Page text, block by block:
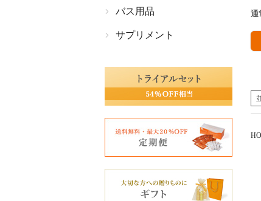
バス用品
サプリメント
通